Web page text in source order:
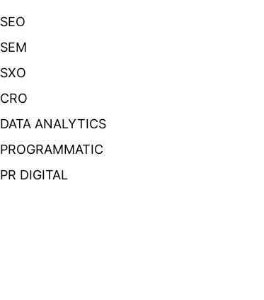
SEO
SEM
SXO
CRO
DATA ANALYTICS
PROGRAMMATIC
PR DIGITAL